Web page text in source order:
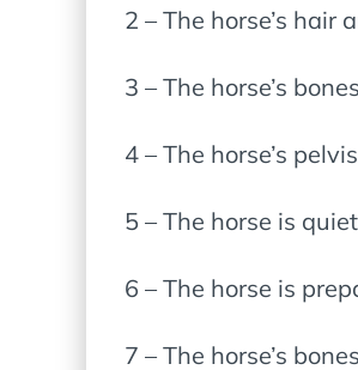
2 – The horse’s hair
3 – The horse’s
4 – The horse’s
5 – The horse is quiet
6 – The horse is
7 – The horse’s